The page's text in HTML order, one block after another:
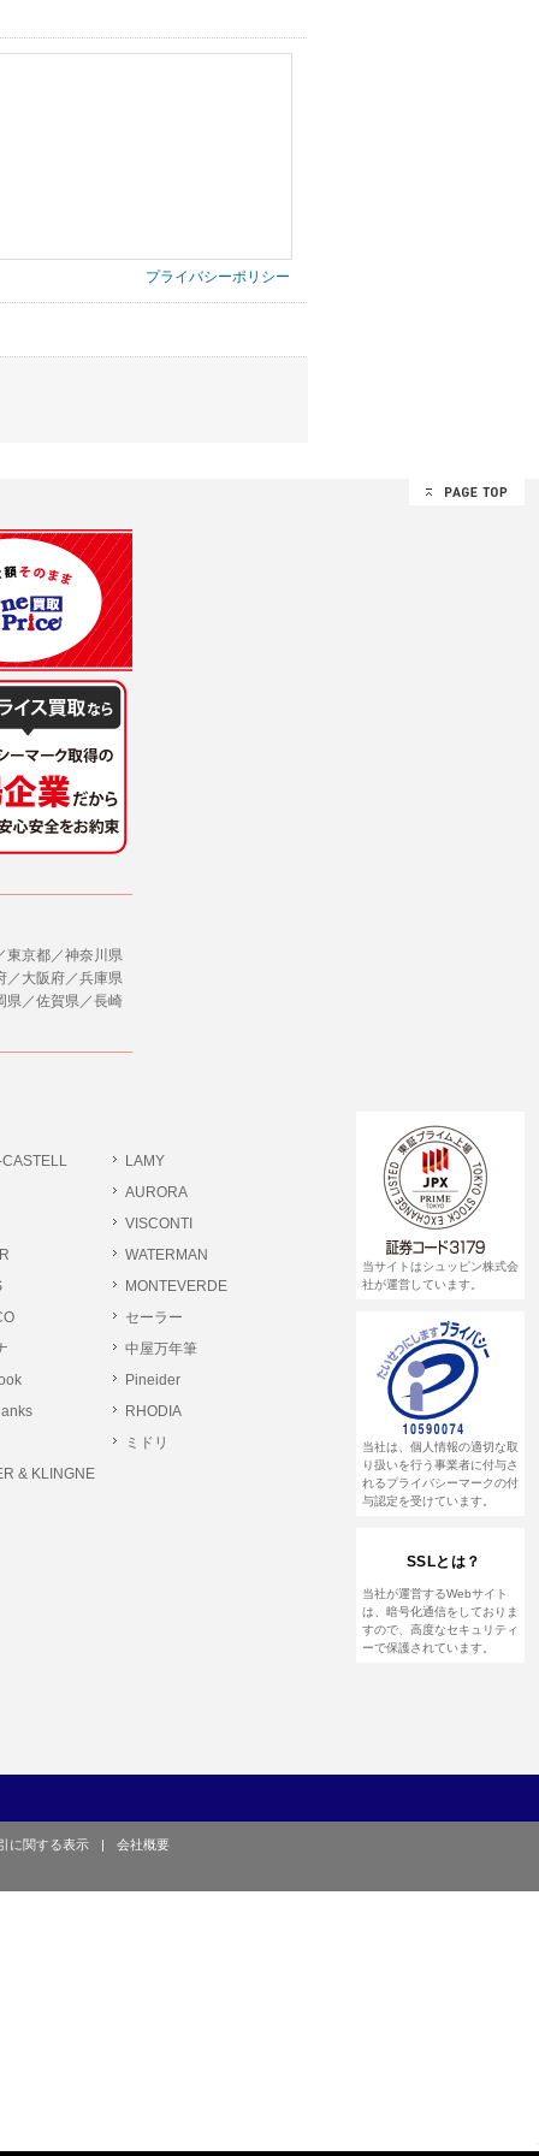
得ることが困難であるとき。
して協力する必要がある場合であって、
し、委託する場合は委託した個人データ
サービス等が利用できない場合があり
を閲覧・利用していただくためにクッ
加又は削除，利用の停止，消去及び第三
。また当社の個人情報の取り扱いに関
人情報相談窓口
プライバシーポリシー
東京都／神奈川県
／大阪府／兵庫県
県／佐賀県／長崎
LAMY
AURORA
VISCONTI
WATERMAN
MONTEVERDE
セーラー
中屋万年筆
Pineider
RHODIA
ミドリ
& KLINGNE
当サイトはシュッピン株式会
社が運営しています。
当社は、個人情報の適切な取
り扱いを行う事業者に付与さ
れるプライバシーマークの付
与認定を受けています。
SSLとは？
当社が運営するWebサイト
は、暗号化通信をしておりま
すので、高度なセキュリティ
ーで保護されています。
に関する表示 | 会社概要